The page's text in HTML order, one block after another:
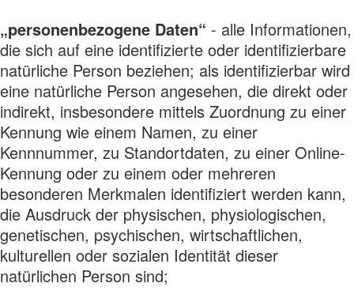
„personenbezogene Daten“ - alle Informationen,
die sich auf eine identifizierte oder identifizierbare
natürliche Person beziehen; als identifizierbar wird
eine natürliche Person angesehen, die direkt oder
indirekt, insbesondere mittels Zuordnung zu einer
Kennung wie einem Namen, zu einer
Kennnummer, zu Standortdaten, zu einer Online-
Kennung oder zu einem oder mehreren
besonderen Merkmalen identifiziert werden kann,
die Ausdruck der physischen, physiologischen,
genetischen, psychischen, wirtschaftlichen,
kulturellen oder sozialen Identität dieser
natürlichen Person sind;